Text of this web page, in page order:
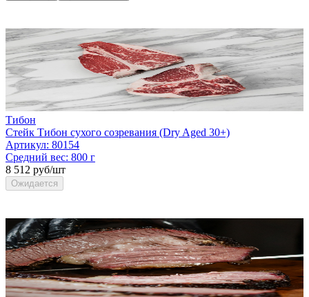
Тибон
Стейк Тибон сухого созревания (Dry Aged 30+)
Артикул: 80154
Средний вес: 800 г
8 512 руб/шт
Ожидается